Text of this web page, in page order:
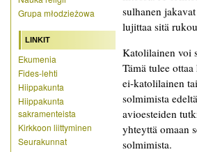
Grupa młodzieżowa
LINKIT
Ekumenia
Fides-lehti
Hiippakunta
Hiippakunta
sakramenteista
Kirkkoon liittyminen
Seurakunnat
sulhanen
lujittaa sitä
Katolilainen voi
Tämä tulee
ei-katolilainen
solmimista
avioesteiden
yhteyttä omaan
solmimista.